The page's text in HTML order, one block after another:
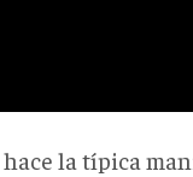
la típica